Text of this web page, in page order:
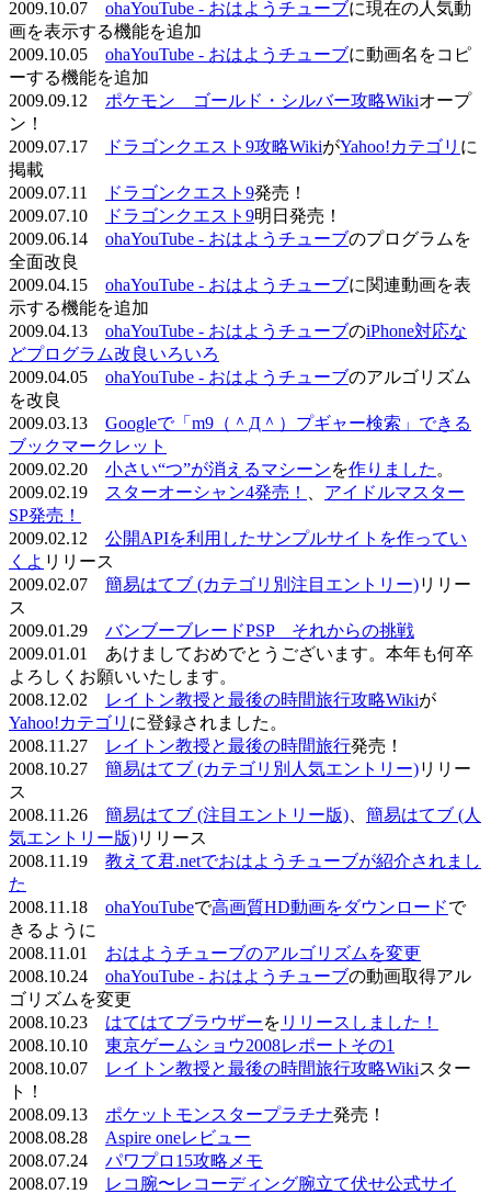
2009.10.07 ohaYouTube - おはようチューブに現在の人気動
画を表示する機能を追加
2009.10.05 ohaYouTube - おはようチューブに動画名をコピ
ーする機能を追加
2009.09.12 ポケモン ゴールド・シルバー攻略Wikiオープ
ン！
2009.07.17
ドラゴンクエスト9攻略WikiがYahoo!カテゴリ に
掲載
2009.07.11
ドラゴンクエスト9発売！
2009.07.10
ドラゴンクエスト9明日発売！
2009.06.14 ohaYouTube - おはようチューブのプログラムを
全面改良
2009.04.15 ohaYouTube - おはようチューブに関連動画を表
示する機能を追加
2009.04.13 ohaYouTube - おはようチューブのiPhone対応な
どプログラム改良いろいろ
2009.04.05 ohaYouTube - おはようチューブのアルゴリズム
を改良
2009.03.13 Googleで「m9（＾Д＾）プギャー検索」できる
ブックマークレット
2009.02.20 小さい“つ”が消えるマシーンを作りました 。
2009.02.19
スターオーシャン4発売！
アイドルマスター
SP発売！
2009.02.12 公開APIを利用したサンプルサイトを作ってい
くよ リリース
2009.02.07 簡易はてブ (カテゴリ別注目エントリー)リリー
ス
2009.01.29 バンブーブレードPSP それからの挑戦
2009.01.01 あけましておめでとうございます。本年も何卒
よろしくお願いいたします。
2008.12.02
レイトン教授と最後の時間旅行攻略Wikiが
Yahoo!カテゴリ に登録されました。
2008.11.27
レイトン教授と最後の時間旅行発売！
2008.10.27 簡易はてブ (カテゴリ別人気エントリー)リリー
ス
2008.11.26 簡易はてブ (注目エントリー版)
簡易はてブ (人
気エントリー版)リリース
2008.11.19 教えて君.netでおはようチューブが紹介されまし
た
2008.11.18 ohaYouTubeで高画質HD動画をダウンロードで
きるように
2008.11.01 おはようチューブのアルゴリズムを変更
2008.10.24 ohaYouTube - おはようチューブの動画取得アル
ゴリズムを変更
2008.10.23 はてはてブラウザーを リリースしました！
2008.10.10 東京ゲームショウ2008レポートその1
2008.10.07
レイトン教授と最後の時間旅行攻略Wikiスター
ト！
2008.09.13 ポケットモンスタープラチナ発売！
2008.08.28 Aspire oneレビュー
2008.07.24 パワプロ15攻略メモ
2008.07.19
レコ腕〜レコーディング腕立て伏せ公式サイ